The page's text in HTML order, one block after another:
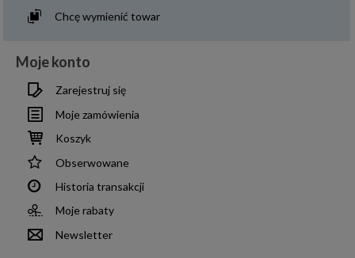
Chcę wymienić towar
Moje konto
Zarejestruj się
Moje zamówienia
Koszyk
Obserwowane
Historia transakcji
Moje rabaty
Newsletter